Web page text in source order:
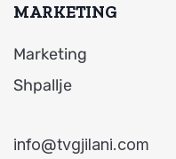
MARKETING
Marketing
Shpallje
info@tvgjilani.com